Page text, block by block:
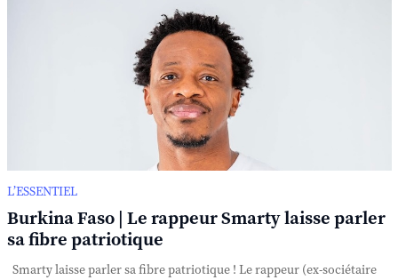
L’ESSENTIEL
Burkina Faso | Le rappeur Smarty laisse parler
sa fibre patriotique
Smarty laisse parler sa fibre patriotique ! Le rappeur (ex-sociétaire